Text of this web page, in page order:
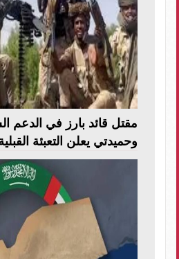
مقتل قائد بارز في الدعم
وحميدتي يعلن التعبئة